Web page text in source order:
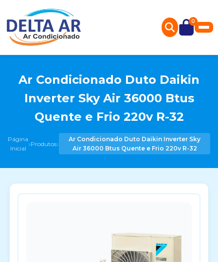
0
Ar Condicionado Duto Daikin
Inverter Sky Air 36000 Btus
Quente e Frio 220v R-32
Página
Inicial ›Produtos›
Ar Condicionado Duto Daikin Inverter Sky
Air 36000 Btus Quente e Frio 220v R-32